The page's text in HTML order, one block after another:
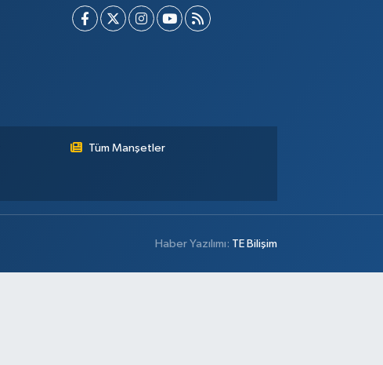
Tüm Manşetler
Haber Yazılımı: TE Bilişim